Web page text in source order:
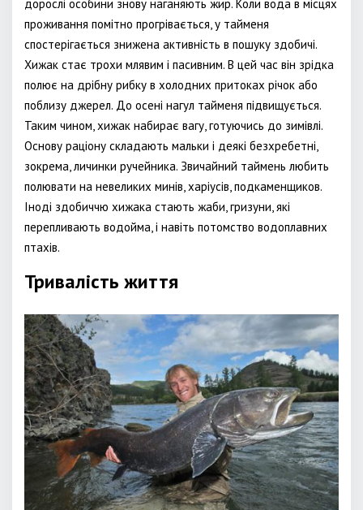
дорослі особини знову наганяють жир. Коли вода в місцях
проживання помітно прогрівається, у тайменя
спостерігається знижена активність в пошуку здобичі.
Хижак стає трохи млявим і пасивним. В цей час він зрідка
полює на дрібну рибку в холодних притоках річок або
поблизу джерел. До осені нагул тайменя підвищується.
Таким чином, хижак набирає вагу, готуючись до зимівлі.
Основу раціону складають мальки і деякі безхребетні,
зокрема, личинки ручейника. Звичайний таймень любить
полювати на невеликих минів, харіусів, подкаменщиков.
Іноді здобиччю хижака стають жаби, гризуни, які
перепливають водойма, і навіть потомство водоплавних
птахів.
Тривалість життя